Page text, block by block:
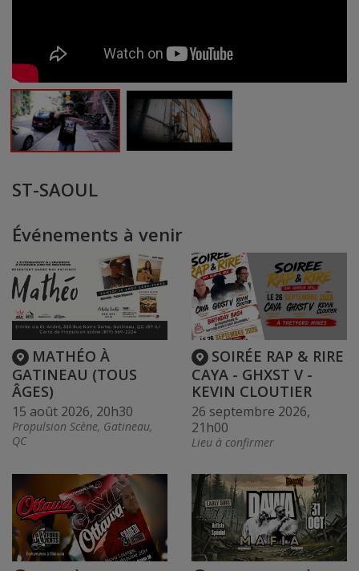
ST-SAOUL
Événements à venir
MATHÉO À
GATINEAU (TOUS
ÂGES)
15 août 2026, 20h30
Propulsion Scène, Gatineau,
QC
SOIRÉE RAP & RIRE
CAYA - GHXST V -
KEVIN CLOUTIER
26 septembre 2026,
21h00
Lieu à confirmer